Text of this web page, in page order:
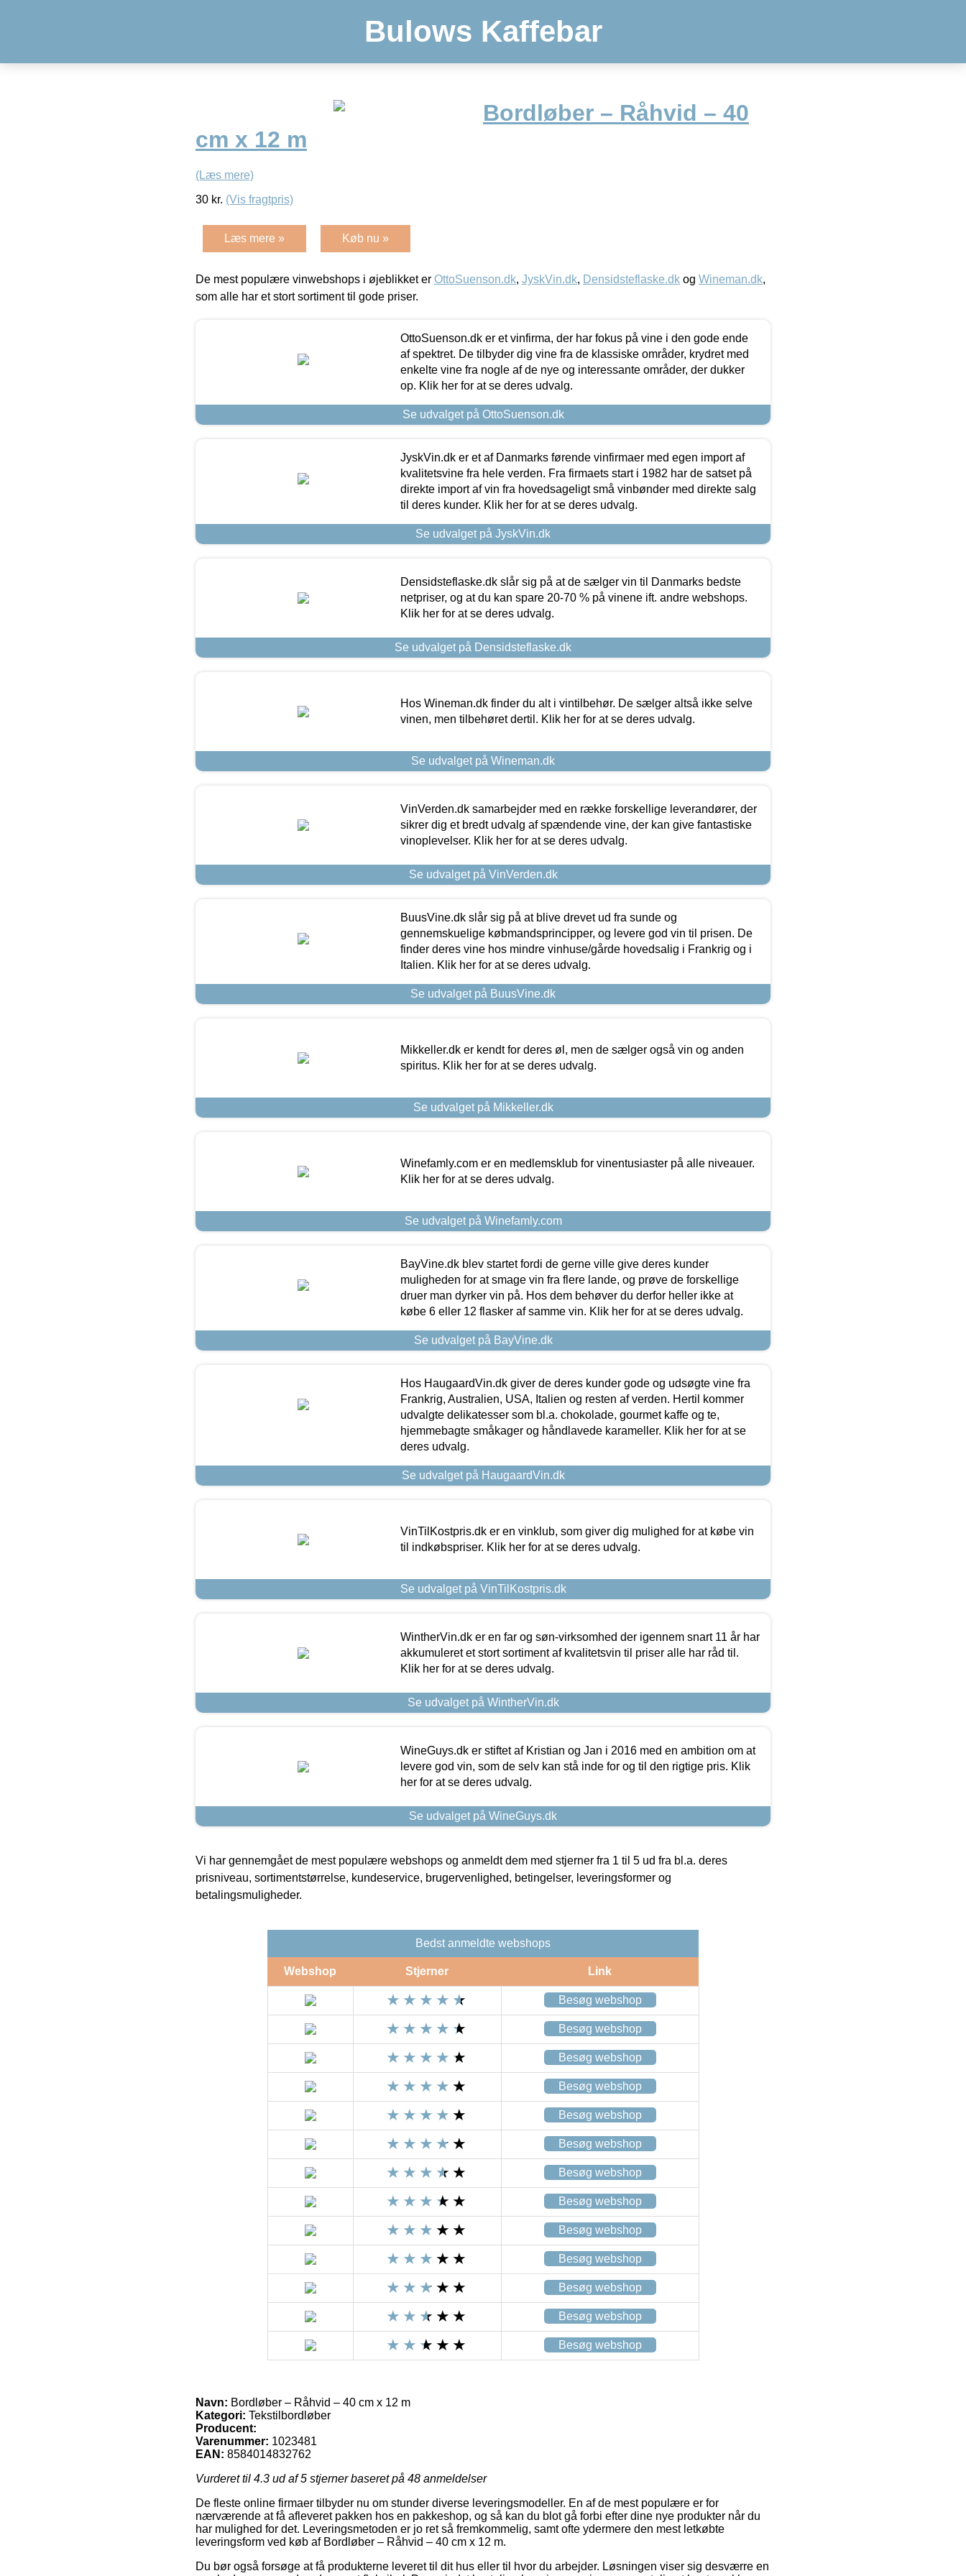
Bulows Kaffebar
Bordløber – Råhvid – 40
cm x 12 m
(Læs mere)
30 kr. (Vis fragtpris)
Læs mere » Køb nu »
De mest populære vinwebshops i øjeblikket er OttoSuenson.dk, JyskVin.dk, Densidsteflaske.dk og Wineman.dk,
som alle har et stort sortiment til gode priser.
OttoSuenson.dk er et vinfirma, der har fokus på vine i den gode ende
af spektret. De tilbyder dig vine fra de klassiske områder, krydret med
enkelte vine fra nogle af de nye og interessante områder, der dukker
op. Klik her for at se deres udvalg.
Se udvalget på OttoSuenson.dk
JyskVin.dk er et af Danmarks førende vinfirmaer med egen import af
kvalitetsvine fra hele verden. Fra firmaets start i 1982 har de satset på
direkte import af vin fra hovedsageligt små vinbønder med direkte salg
til deres kunder. Klik her for at se deres udvalg.
Se udvalget på JyskVin.dk
Densidsteflaske.dk slår sig på at de sælger vin til Danmarks bedste
netpriser, og at du kan spare 20-70 % på vinene ift. andre webshops.
Klik her for at se deres udvalg.
Se udvalget på Densidsteflaske.dk
Hos Wineman.dk finder du alt i vintilbehør. De sælger altså ikke selve
vinen, men tilbehøret dertil. Klik her for at se deres udvalg.
Se udvalget på Wineman.dk
VinVerden.dk samarbejder med en række forskellige leverandører, der
sikrer dig et bredt udvalg af spændende vine, der kan give fantastiske
vinoplevelser. Klik her for at se deres udvalg.
Se udvalget på VinVerden.dk
BuusVine.dk slår sig på at blive drevet ud fra sunde og
gennemskuelige købmandsprincipper, og levere god vin til prisen. De
finder deres vine hos mindre vinhuse/gårde hovedsalig i Frankrig og i
Italien. Klik her for at se deres udvalg.
Se udvalget på BuusVine.dk
Mikkeller.dk er kendt for deres øl, men de sælger også vin og anden
spiritus. Klik her for at se deres udvalg.
Se udvalget på Mikkeller.dk
Winefamly.com er en medlemsklub for vinentusiaster på alle niveauer.
Klik her for at se deres udvalg.
Se udvalget på Winefamly.com
BayVine.dk blev startet fordi de gerne ville give deres kunder
muligheden for at smage vin fra flere lande, og prøve de forskellige
druer man dyrker vin på. Hos dem behøver du derfor heller ikke at
købe 6 eller 12 flasker af samme vin. Klik her for at se deres udvalg.
Se udvalget på BayVine.dk
Hos HaugaardVin.dk giver de deres kunder gode og udsøgte vine fra
Frankrig, Australien, USA, Italien og resten af verden. Hertil kommer
udvalgte delikatesser som bl.a. chokolade, gourmet kaffe og te,
hjemmebagte småkager og håndlavede karameller. Klik her for at se
deres udvalg.
Se udvalget på HaugaardVin.dk
VinTilKostpris.dk er en vinklub, som giver dig mulighed for at købe vin
til indkøbspriser. Klik her for at se deres udvalg.
Se udvalget på VinTilKostpris.dk
WintherVin.dk er en far og søn-virksomhed der igennem snart 11 år har
akkumuleret et stort sortiment af kvalitetsvin til priser alle har råd til.
Klik her for at se deres udvalg.
Se udvalget på WintherVin.dk
WineGuys.dk er stiftet af Kristian og Jan i 2016 med en ambition om at
levere god vin, som de selv kan stå inde for og til den rigtige pris. Klik
her for at se deres udvalg.
Se udvalget på WineGuys.dk
Vi har gennemgået de mest populære webshops og anmeldt dem med stjerner fra 1 til 5 ud fra bl.a. deres
prisniveau, sortimentstørrelse, kundeservice, brugervenlighed, betingelser, leveringsformer og
betalingsmuligheder.
Bedst anmeldte webshops
Webshop Stjerner Link
Besøg webshop
Besøg webshop
Besøg webshop
Besøg webshop
Besøg webshop
Besøg webshop
Besøg webshop
Besøg webshop
Besøg webshop
Besøg webshop
Besøg webshop
Besøg webshop
Besøg webshop
Navn: Bordløber – Råhvid – 40 cm x 12 m
Kategori: Tekstilbordløber
Producent:
Varenummer: 1023481
EAN: 8584014832762
Vurderet til 4.3 ud af 5 stjerner baseret på 48 anmeldelser
De fleste online firmaer tilbyder nu om stunder diverse leveringsmodeller. En af de mest populære er for
nærværende at få afleveret pakken hos en pakkeshop, og så kan du blot gå forbi efter dine nye produkter når du
har mulighed for det. Leveringsmetoden er jo ret så fremkommelig, samt ofte ydermere den mest letkøbte
leveringsform ved køb af Bordløber – Råhvid – 40 cm x 12 m.
Du bør også forsøge at få produkterne leveret til dit hus eller til hvor du arbejder. Løsningen viser sig desværre en